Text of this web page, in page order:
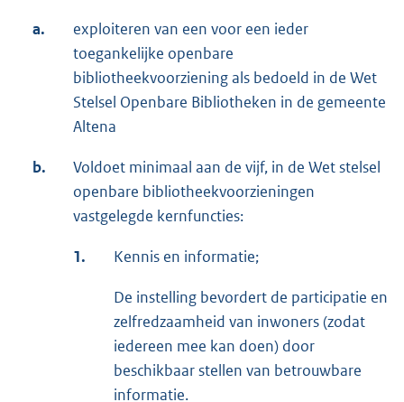
a.
exploiteren van een voor een ieder
toegankelijke openbare
bibliotheekvoorziening als bedoeld in de Wet
Stelsel Openbare Bibliotheken in de gemeente
Altena
b.
Voldoet minimaal aan de vijf, in de Wet stelsel
openbare bibliotheekvoorzieningen
vastgelegde kernfuncties:
1. Kennis en informatie;
De instelling bevordert de participatie en
zelfredzaamheid van inwoners (zodat
iedereen mee kan doen) door
beschikbaar stellen van betrouwbare
informatie.